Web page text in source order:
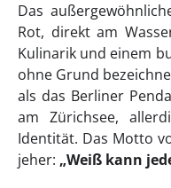
Das
Rot, direkt am
Kulinarik und einem
ohne Grund
als das Berliner
am Zürichsee,
Identität. Das Motto
jeher: „Weiß kann